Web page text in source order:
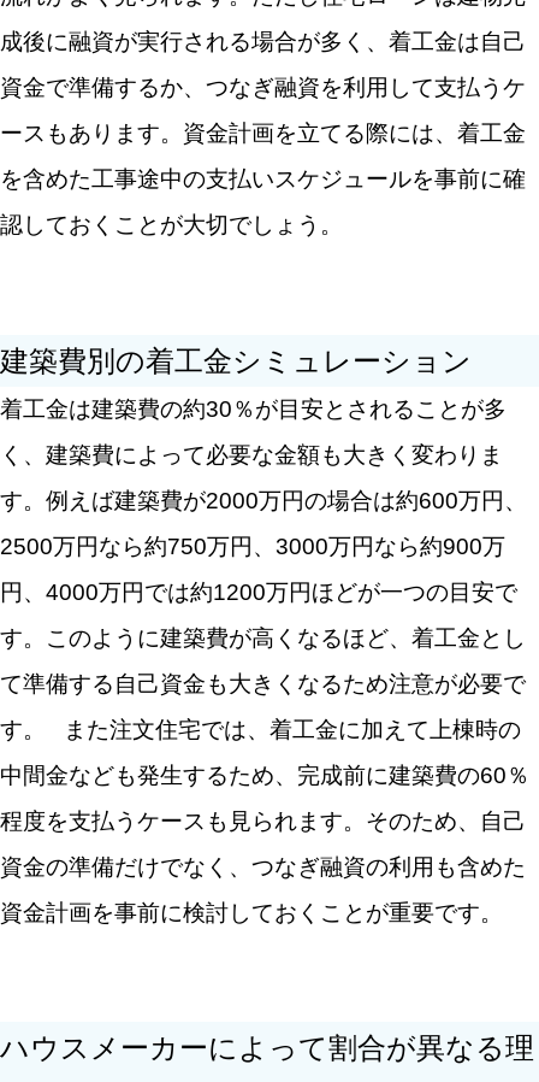
人気のキーワード
税制優遇
家探し 住宅ローン控除
成後に融資が実行される場合が多く、着工金は自己
資金で準備するか、つなぎ融資を利用して支払うケ
ースもあります。資金計画を立てる際には、着工金
を含めた工事途中の支払いスケジュールを事前に確
認しておくことが大切でしょう。
建築費別の着工金シミュレーション
着工金は建築費の約30％が目安とされることが多
く、建築費によって必要な金額も大きく変わりま
す。例えば建築費が2000万円の場合は約600万円、
2500万円なら約750万円、3000万円なら約900万
円、4000万円では約1200万円ほどが一つの目安で
す。このように建築費が高くなるほど、着工金とし
て準備する自己資金も大きくなるため注意が必要で
す。
また注文住宅では、着工金に加えて上棟時の
中間金なども発生するため、完成前に建築費の60％
程度を支払うケースも見られます。そのため、自己
資金の準備だけでなく、つなぎ融資の利用も含めた
資金計画を事前に検討しておくことが重要です。
ハウスメーカーによって割合が異なる理